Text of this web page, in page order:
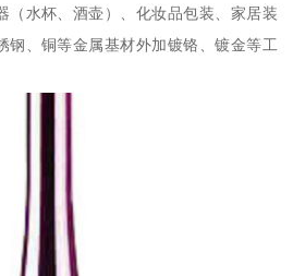
（水杯、酒壶）、化妆品包装、家居装
钢、铜等金属基材外加镀铬、镀金等工